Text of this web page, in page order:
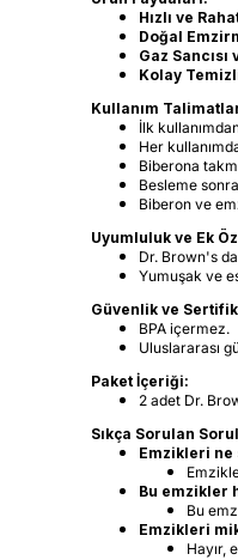
Hızlı ve
Doğal
Gaz
Kolay
Kullanım
İlk
Her
Biberona
Besleme
Biberon ve
Uyumluluk ve Ek
Dr. Brown's
Yumuşak ve
Güvenlik ve
BPA içermez.
Uluslararası
Paket İçeriği:
2 adet Dr.
Sıkça Sorulan
Emzikleri ne
Bu emzikler
Bu
Emzikleri
Hayır,